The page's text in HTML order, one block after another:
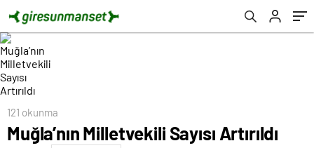
121 okunma
Muğla’nın Milletvekili Sayısı Artırıldı